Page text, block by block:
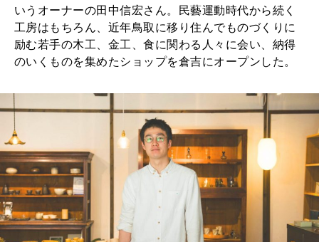
2026年1月号「猫がいれば、幸せ」
2025年12月号「お酒の新常識。」
いうオーナーの田中信宏さん。民藝運動時代から続く
工房はもちろん、近年鳥取に移り住んでものづくりに
励む若手の木工、金工、食に関わる人々に会い、納得
のいくものを集めたショップを倉吉にオープンした。